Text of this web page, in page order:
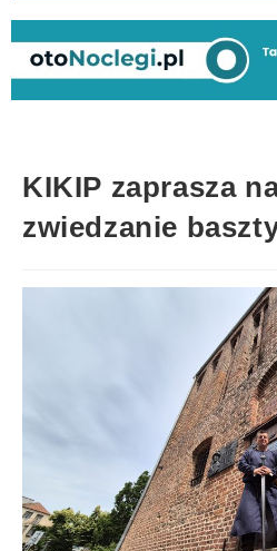
KIKIP zaprasza
zwiedzanie